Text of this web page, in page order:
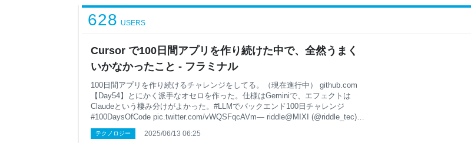
Cursor で100日間アプリを作り続けた中で、全然うまく
いかなかったこと - フラミナル
628 USERS
100日間アプリを作り続けるチャレンジをしてる。（現在進行中） github.com
【Day54】とにかく派手なオセロを作った。仕様はGeminiで、エフェクトは
Claudeという棲み分けがよかった。#LLMでバックエンド100日チャレンジ
#100DaysOfCode pic.twitter.com/vWQSFqcAVm— riddle@MIXI (@riddle_tec)
2025年6月7日 【Day37】CHIP-8 という昔の仮想マシンのエミュレーターを作っ
てゲームを動かしてみた。その界隈ではシンプルさで有名らしいのだが、
テクノロジー 2025/06/13 06:25